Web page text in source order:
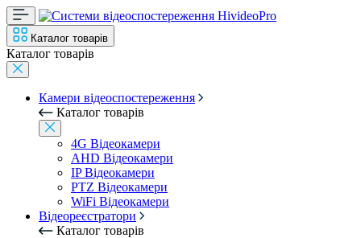
Каталог товарів
Каталог товарів
Камери відеоспостереження
Каталог товарів
4G Відеокамери
AHD Відеокамери
IP Відеокамери
PTZ Відеокамери
WiFi Відеокамери
Відеореєстратори
Каталог товарів